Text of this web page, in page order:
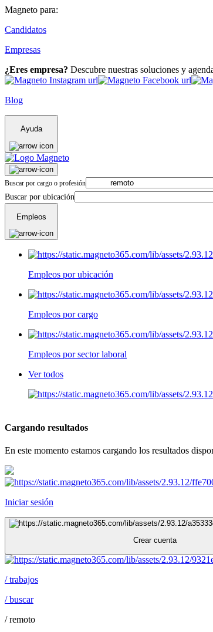
Magneto para:
Candidatos
Empresas
¿Eres empresa? Descubre nuestras soluciones y
Blog
Ayuda
Buscar por cargo o profesión
Buscar por ubicación
Empleos
Empleos por ubicación
Empleos por cargo
Empleos por sector laboral
Ver todos
Cargando resultados
En este momento estamos cargando los resultados
Iniciar sesión
Crear cuenta
/trabajos
/buscar
/remoto